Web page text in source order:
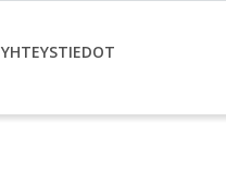
YHTEYSTIEDOT